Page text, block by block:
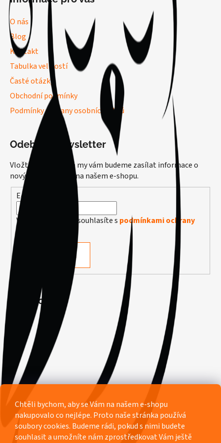
Chtěli bychom, aby se Vám na našem e-shopu
nakupovalo co nejlépe. Proto naše stránka používá
soubory cookies. Budeme rádi, pokud s nimi budete
souhlasit a umožníte nám zprostředkovat Vám ještě
O nás
Blog
Kontakt
Tabulka velikostí
Časté otázky
Obchodní podmínky
Podmínky ochrany osobních údajů
Odebírat newsletter
Vložte svůj e-mail a my vám budeme zasílat informace o
nových produktech na našem e-shopu.
E-mail
Vložením e-mailu souhlasíte s podmínkami ochrany
PŘIHLÁSIT SE
Facebook